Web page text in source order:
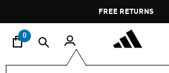
Pause
promotion
rotation
FREE RETURNS
0